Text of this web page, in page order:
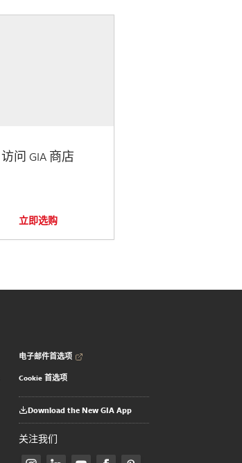
访问 GIA 商店
立即选购
电子邮件首选项
Cookie 首选项
Download the New GIA App
关注我们